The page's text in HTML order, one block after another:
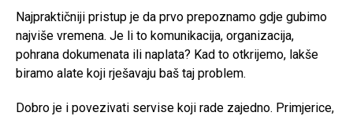
Najpraktičniji pristup je da prvo prepoznamo gdje gubimo
najviše vremena. Je li to komunikacija, organizacija,
pohrana dokumenata ili naplata? Kad to otkrijemo, lakše
biramo alate koji rješavaju baš taj problem.
Dobro je i povezivati servise koji rade zajedno. Primjerice,